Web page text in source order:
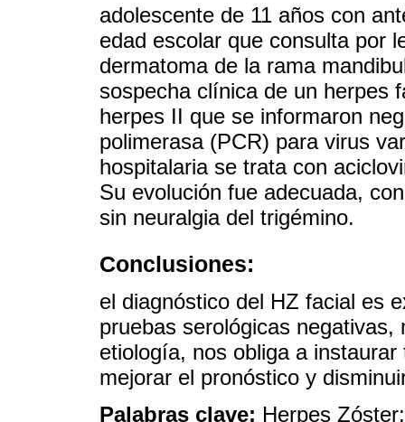
adolescente de 11 años con
edad escolar que consulta por
dermatoma de la rama
sospecha clínica de un herpes
herpes II que se informaron
polimerasa (PCR) para virus
hospitalaria se trata con
Su evolución fue adecuada,
sin neuralgia del trigémino.
Conclusiones:
el diagnóstico del HZ facial es
pruebas serológicas
etiología, nos obliga a
mejorar el pronóstico y
Palabras clave: Herpes